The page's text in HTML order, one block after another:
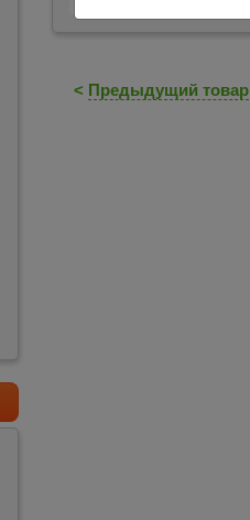
< Предыдущий товар